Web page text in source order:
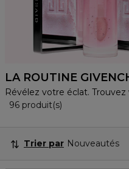
LA ROUTINE
Révélez votre éclat.
96 produit(s)
Trier par Nouveautés